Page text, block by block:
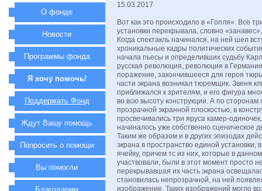
15.03.2017
Вот как это происходило в «Гопля». Все
установки перекрывала, словно
Когда спектакль начинался, на ней шел
хроникальные кадры политических
начала пьесы и определивших судьбу
русская революция, революция в
поражение, закончившееся для героя
части экрана возникал тюремщик. Звеня
приближался к зрителям, и его фигура
во всю высоту конструкции. А по сторонам
прозрачной экранной плоскостью, в
просвечивались три яруса камер-
начиналось уже собственно сценическое
Таким же образом и в других эпизодах
экрана в пространство единой установки,
ячейку, причем тс из них, которые в
участвовали, были в этот момент просто
перекрывавшая их часть экрана
становилась непрозрачной, на ней
изображение. Таких изображений могло
О фонде
Новости
Программы фонда
Я хочу помочь!
Поддержать Фонд
Ждут Вашу помощь
Попросить о помощи
Вы помогли